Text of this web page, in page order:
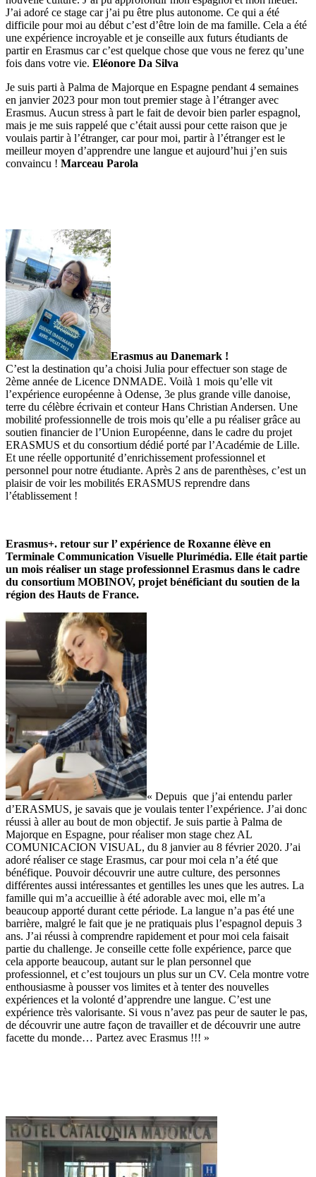
J’ai adoré ce stage car j’ai pu être plus autonome. Ce qui a été
difficile pour moi au début c’est d’être loin de ma famille. Cela a été
une expérience incroyable et je conseille aux futurs étudiants de
partir en Erasmus car c’est quelque chose que vous ne ferez qu’une
fois dans votre vie. Eléonore Da Silva
Je suis parti à Palma de Majorque en Espagne pendant 4 semaines
en janvier 2023 pour mon tout premier stage à l’étranger avec
Erasmus. Aucun stress à part le fait de devoir bien parler espagnol,
mais je me suis rappelé que c’était aussi pour cette raison que je
voulais partir à l’étranger, car pour moi, partir à l’étranger est le
meilleur moyen d’apprendre une langue et aujourd’hui j’en suis
convaincu ! Marceau Parola
Erasmus au Danemark !
C’est la destination qu’a choisi Julia pour effectuer son stage de
2ème année de Licence DNMADE. Voilà 1 mois qu’elle vit
l’expérience européenne à Odense, 3e plus grande ville danoise,
terre du célèbre écrivain et conteur Hans Christian Andersen. Une
mobilité professionnelle de trois mois qu’elle a pu réaliser grâce au
soutien financier de l’Union Européenne, dans le cadre du projet
ERASMUS et du consortium dédié porté par l’Académie de Lille.
Et une réelle opportunité d’enrichissement professionnel et
personnel pour notre étudiante. Après 2 ans de parenthèses, c’est un
plaisir de voir les mobilités ERASMUS reprendre dans
l’établissement !
Erasmus+. retour sur l’ expérience de Roxanne élève en
Terminale Communication Visuelle Plurimédia. Elle était partie
un mois réaliser un stage professionnel Erasmus dans le cadre
du consortium MOBINOV, projet bénéficiant du soutien de la
région des Hauts de France.
« Depuis que j’ai entendu parler
d’ERASMUS, je savais que je voulais tenter l’expérience. J’ai donc
réussi à aller au bout de mon objectif. Je suis partie à Palma de
Majorque en Espagne, pour réaliser mon stage chez AL
COMUNICACION VISUAL, du 8 janvier au 8 février 2020. J’ai
adoré réaliser ce stage Erasmus, car pour moi cela n’a été que
bénéfique. Pouvoir découvrir une autre culture, des personnes
différentes aussi intéressantes et gentilles les unes que les autres. La
famille qui m’a accueillie à été adorable avec moi, elle m’a
beaucoup apporté durant cette période. La langue n’a pas été une
barrière, malgré le fait que je ne pratiquais plus l’espagnol depuis 3
ans. J’ai réussi à comprendre rapidement et pour moi cela faisait
partie du challenge. Je conseille cette folle expérience, parce que
cela apporte beaucoup, autant sur le plan personnel que
professionnel, et c’est toujours un plus sur un CV. Cela montre votre
enthousiasme à pousser vos limites et à tenter des nouvelles
expériences et la volonté d’apprendre une langue. C’est une
expérience très valorisante. Si vous n’avez pas peur de sauter le pas,
de découvrir une autre façon de travailler et de découvrir une autre
facette du monde… Partez avec Erasmus !!! »